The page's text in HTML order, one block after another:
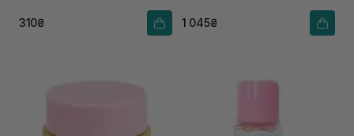
310₴ 1 045₴